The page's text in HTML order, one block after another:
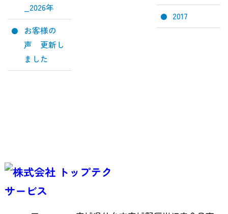
_2026年
お客様の
声 更新し
ました
2017